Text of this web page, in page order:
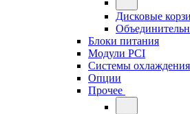
Дисковые
Блоки питания
Модули PCI
Системы охлаждения
Опции
Прочее